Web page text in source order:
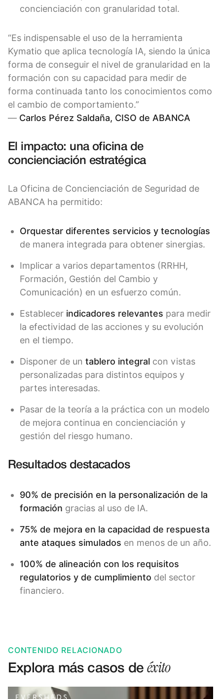
concienciación con granularidad total.
“Es indispensable el uso de la herramienta
Kymatio que aplica tecnología IA, siendo la única
forma de conseguir el nivel de granularidad en la
formación con su capacidad para medir de
forma continuada tanto los conocimientos como
el cambio de comportamiento.”
— Carlos Pérez Saldaña, CISO de ABANCA
El impacto: una oficina de
concienciación estratégica
La Oficina de Concienciación de Seguridad de
ABANCA ha permitido:
Orquestar diferentes servicios y tecnologías
de manera integrada para obtener sinergias.
Implicar a varios departamentos (RRHH,
Formación, Gestión del Cambio y
Comunicación) en un esfuerzo común.
Establecer indicadores relevantes para medir
la efectividad de las acciones y su evolución
en el tiempo.
Disponer de un tablero integral con vistas
personalizadas para distintos equipos y
partes interesadas.
Pasar de la teoría a la práctica con un modelo
de mejora continua en concienciación y
gestión del riesgo humano.
Resultados destacados
90% de precisión en la personalización de la
formación gracias al uso de IA.
75% de mejora en la capacidad de respuesta
ante ataques simulados en menos de un año.
100% de alineación con los requisitos
regulatorios y de cumplimiento del sector
financiero.
CONTENIDO RELACIONADO
Explora más casos deéxito